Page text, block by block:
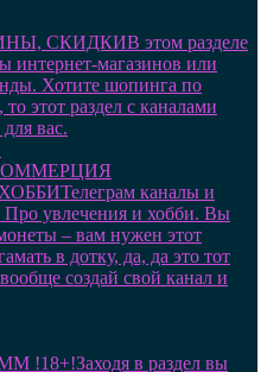
СКИДКИВ этом разделе
интернет-магазинов или
Хотите шопинга по
этот раздел с каналами
вас.
Телеграм каналы и
увлечения и хобби. Вы
– вам нужен этот
в дотку, да, да это тот
создай свой канал и
!18+!Заходя в раздел вы